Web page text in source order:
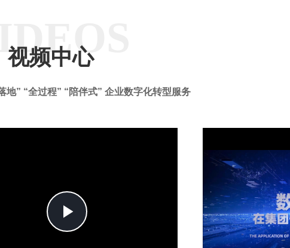
地” “全过程” “陪伴式” 企业数字化转型服务
视频中心
Play